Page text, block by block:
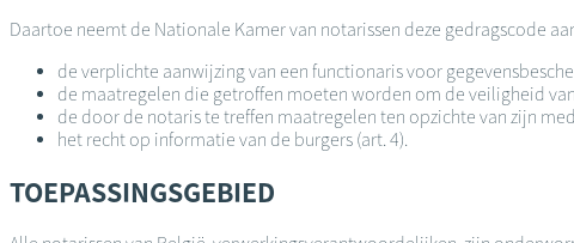
Daartoe neemt de Nationale Kamer van notarissen deze gedragscode
de verplichte aanwijzing van een functionaris voor
de maatregelen die getroffen moeten worden om de veiligheid
de door de notaris te treffen maatregelen ten opzichte van zijn
het recht op informatie van de burgers (art. 4).
TOEPASSINGSGEBIED